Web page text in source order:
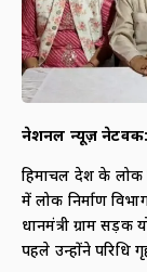
नेशनल न्यूज़
हिमाचल प्रदेश के लोक
में लोक निर्माण
प्रधानमंत्री ग्राम
पहले उन्होंने परिधि